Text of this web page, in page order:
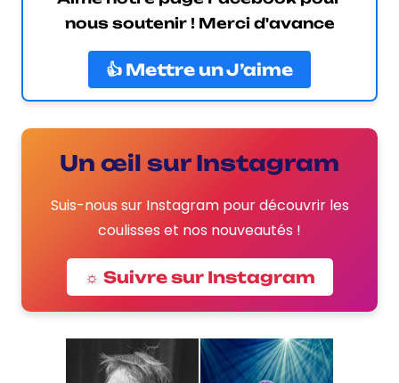
nous soutenir ! Merci d'avance
👍 Mettre un J’aime
Un œil sur Instagram
Suis-nous sur Instagram pour découvrir les
coulisses et nos nouveautés !
☼ Suivre sur Instagram